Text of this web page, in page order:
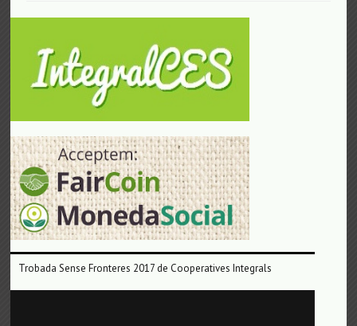
Trobada Sense Fronteres 2017 de Cooperatives Integrals